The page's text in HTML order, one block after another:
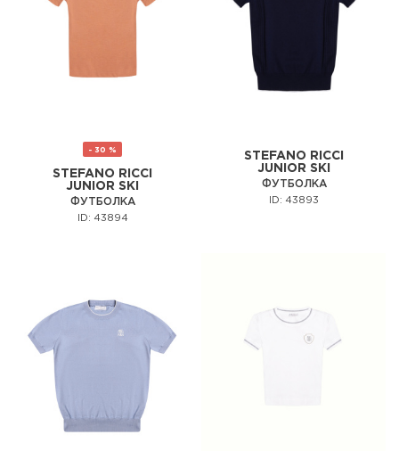
- 30 %
STEFANO RICCI
JUNIOR SKI
ФУТБОЛКА
ID: 43894
STEFANO RICCI
JUNIOR SKI
ФУТБОЛКА
ID: 43893